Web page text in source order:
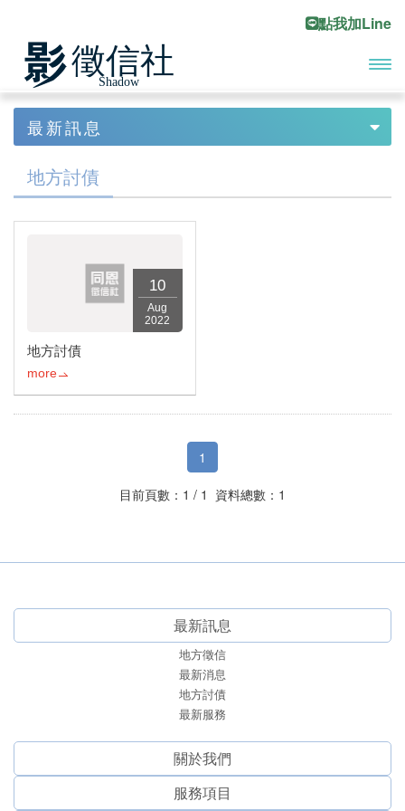
點我加Line
主選
Previous
最新訊息
最新消息
地方徵信
地方討債
10
Aug
2022
地方討債
more
1
目前頁數：1 / 1 資料總數：1
最新訊息
地方徵信
最新消息
地方討債
最新服務
關於我們
服務項⽬